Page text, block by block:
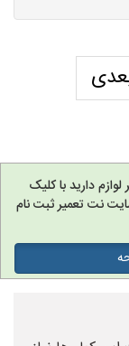
دارید با کلیک
نت تعمیر ثبت نام